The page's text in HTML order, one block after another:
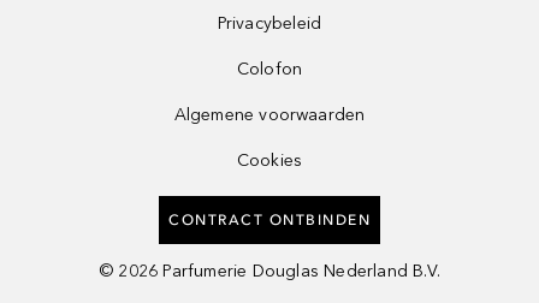
Privacybeleid
Colofon
Algemene voorwaarden
Cookies
CONTRACT ONTBINDEN
© 2026 Parfumerie Douglas Nederland B.V.